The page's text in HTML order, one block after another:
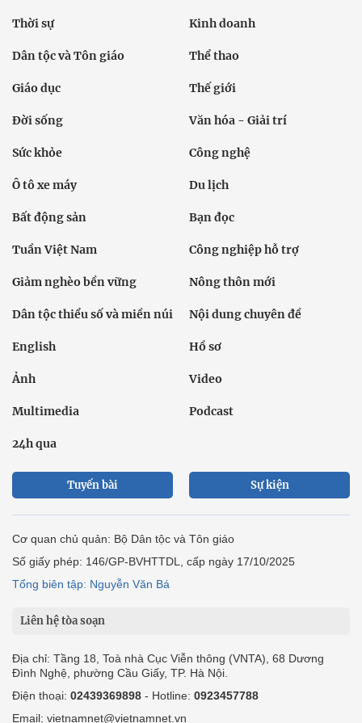
Thời sự Kinh doanh
Dân tộc và Tôn giáo Thể thao
Giáo dục Thế giới
Đời sống Văn hóa - Giải trí
Sức khỏe Công nghệ
Ô tô xe máy Du lịch
Bất động sản Bạn đọc
Tuần Việt Nam Công nghiệp hỗ trợ
Giảm nghèo bền vững Nông thôn mới
Dân tộc thiểu số và miền núi Nội dung chuyên đề
English Hồ sơ
Ảnh Video
Multimedia Podcast
24h qua
Tuyến bài Sự kiện
Cơ quan chủ quản: Bộ Dân tộc và Tôn giáo
Số giấy phép: 146/GP-BVHTTDL, cấp ngày 17/10/2025
Tổng biên tập: Nguyễn Văn Bá
Liên hệ tòa soạn
Địa chỉ: Tầng 18, Toà nhà Cục Viễn thông (VNTA), 68 Dương
Đình Nghệ, phường Cầu Giấy, TP. Hà Nội.
Điện thoại: 02439369898 - Hotline: 0923457788
Email: vietnamnet@vietnamnet.vn